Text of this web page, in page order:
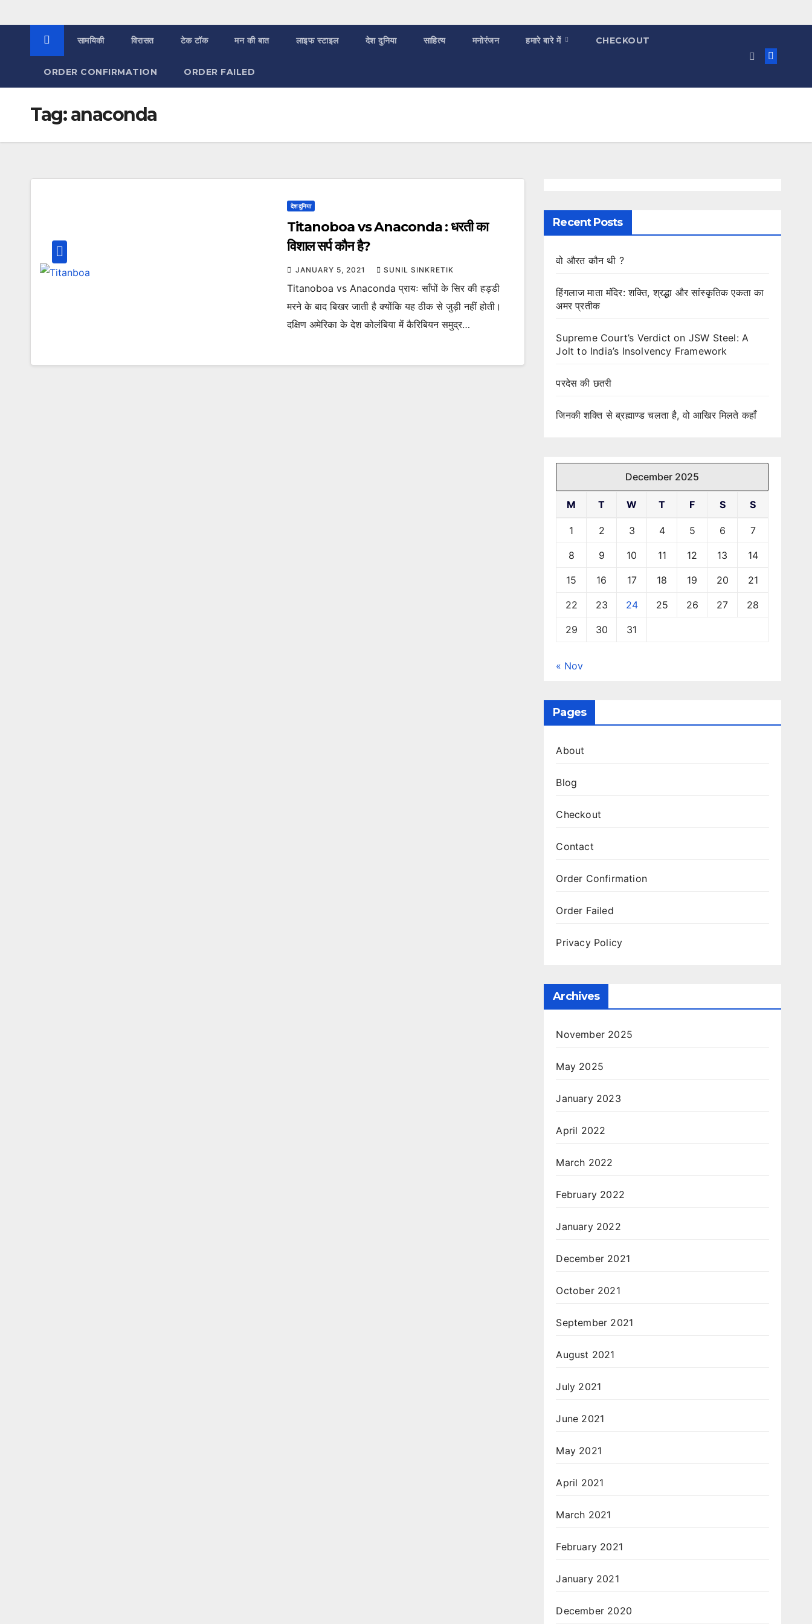
सामयिकी विरासत टेक टॉक मन की बात लाइफ स्टाइल देश दुनिया साहित्य मनोरंजन हमारे बारे में CHECKOUT
ORDER CONFIRMATION ORDER FAILED
Tag:anaconda
देश दुनिया
Titanoboa vs Anaconda : धरती का
विशाल सर्प कौन है?
JANUARY 5, 2021 SUNIL SINKRETIK
Titanoboa vs Anaconda प्रायः साँपों के सिर की हड्डी
मरने के बाद बिखर जाती है क्योंकि यह ठीक से जुड़ी नहीं होती।
दक्षिण अमेरिका के देश कोलंबिया में कैरिबियन समुद्र…
Recent Posts
वो औरत कौन थी ?
हिंगलाज माता मंदिर: शक्ति, श्रद्धा और सांस्कृतिक एकता का
अमर प्रतीक
Supreme Court’s Verdict on JSW Steel: A
Jolt to India’s Insolvency Framework
परदेस की छतरी
जिनकी शक्ति से ब्रह्माण्ड चलता है, वो आखिर मिलते कहाँ
December 2025
M T W T F S S
1 2 3 4 5 6 7
8 9 10 11 12 13 14
15 16 17 18 19 20 21
22 23 24 25 26 27 28
29 30 31
« Nov
Pages
About
Blog
Checkout
Contact
Order Confirmation
Order Failed
Privacy Policy
Archives
November 2025
May 2025
January 2023
April 2022
March 2022
February 2022
January 2022
December 2021
October 2021
September 2021
August 2021
July 2021
June 2021
May 2021
April 2021
March 2021
February 2021
January 2021
December 2020